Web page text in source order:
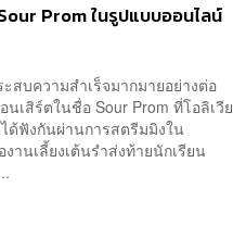
Prom ในรูปแบบออนไลน์
สบความสำเร็จมากมายอย่างต่อ
เสิร์ตในชื่อ Sour Prom ที่โอลิเวีย
ด้ฟังกันผ่านการสตรีมมิงใน
านเลี้ยงเต้นรำส่งท้ายนักเรียน